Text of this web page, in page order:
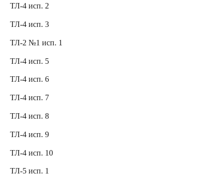
ТЛ-4 исп. 2
ТЛ-4 исп. 3
ТЛ-2 №1 исп. 1
ТЛ-4 исп. 5
ТЛ-4 исп. 6
ТЛ-4 исп. 7
ТЛ-4 исп. 8
ТЛ-4 исп. 9
ТЛ-4 исп. 10
ТЛ-5 исп. 1